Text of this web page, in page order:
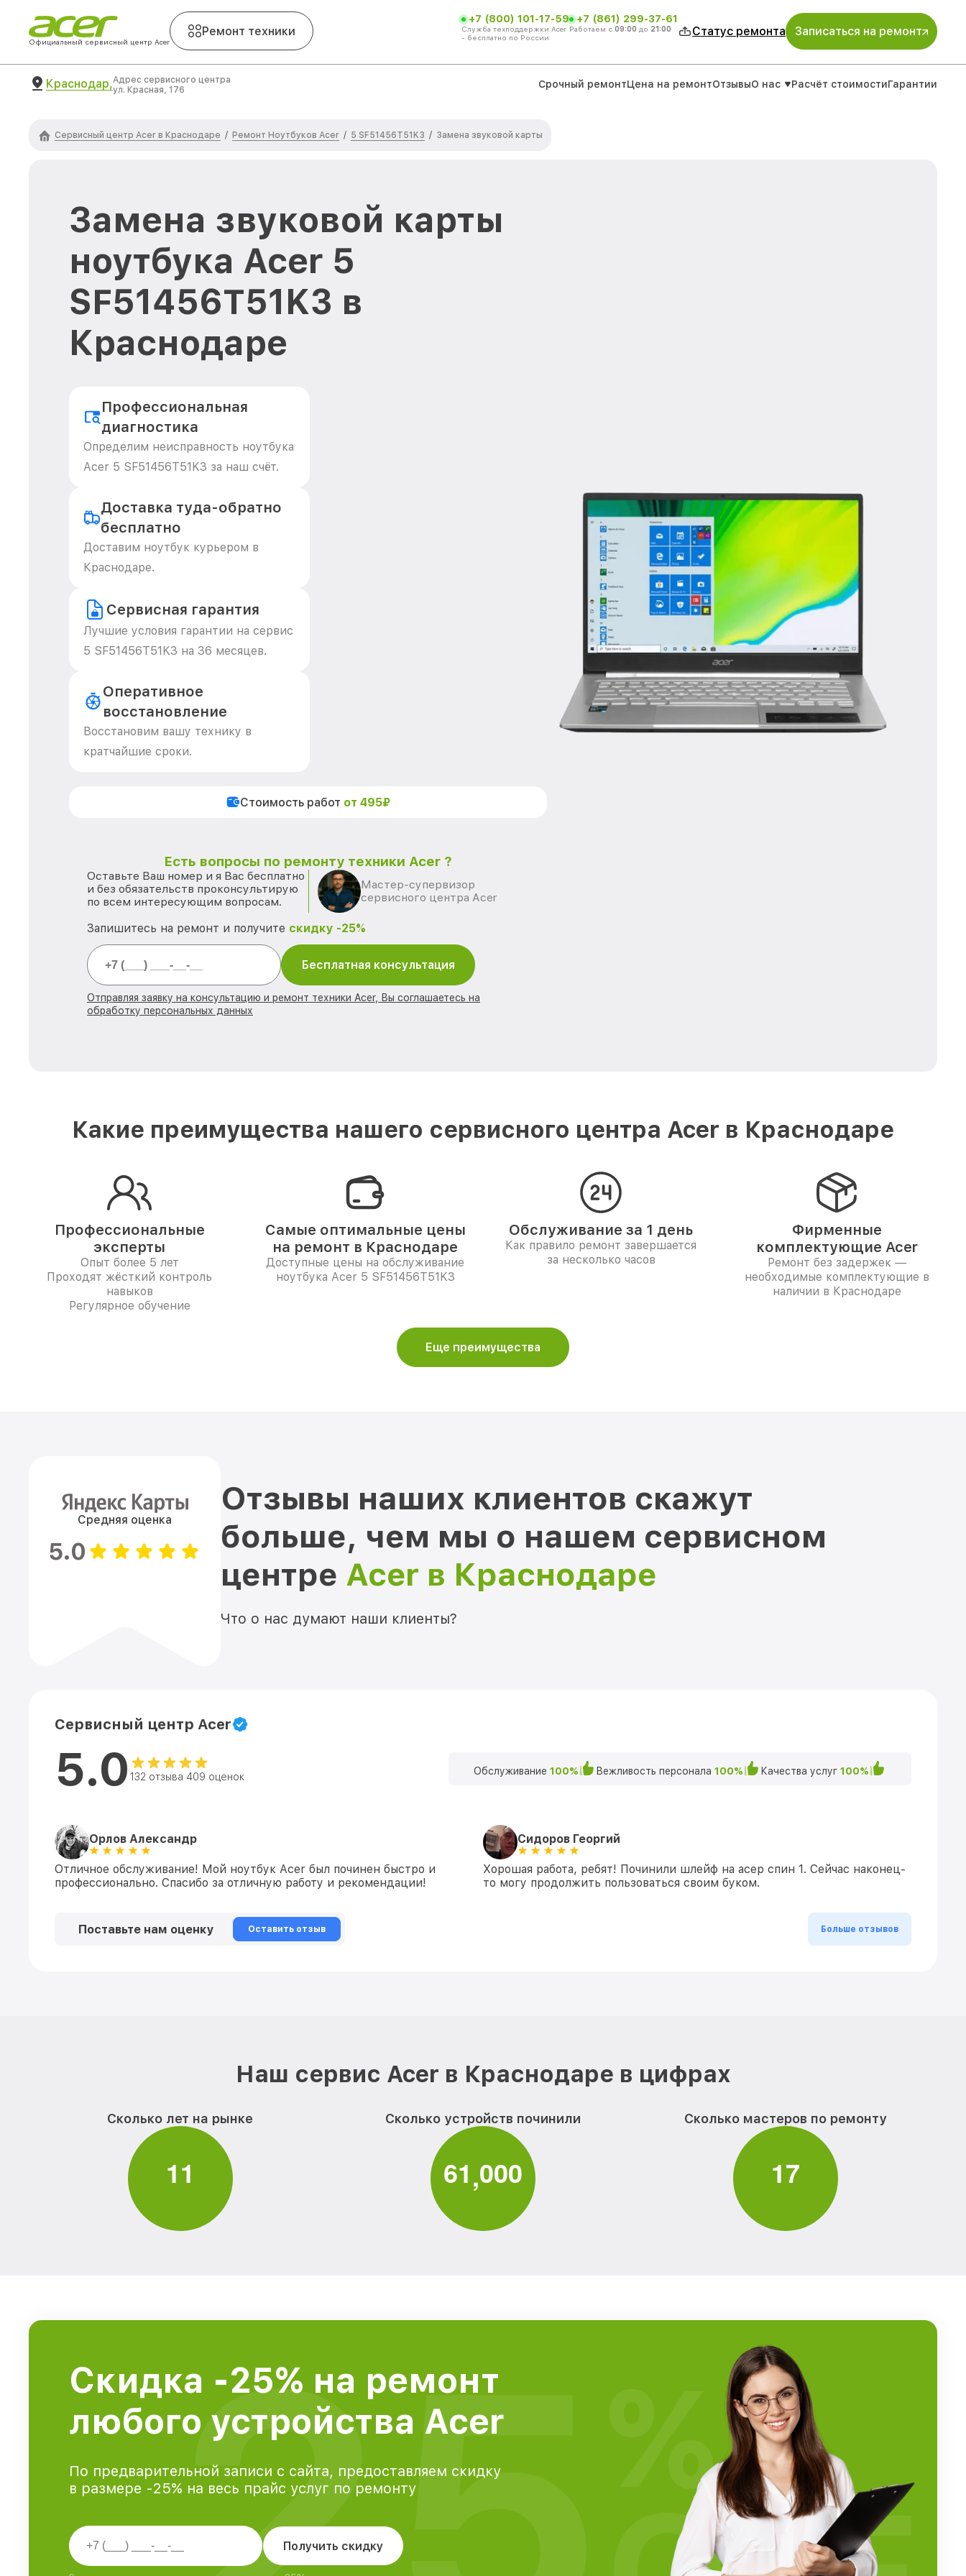
Официальный сервисный центр Acer
Ремонт техники
+7 (800) 101-17-59
Служба техподдержки Acer
- бесплатно по России
+7 (861) 299-37-61
Работаем с 09:00 до 21:00 Статус ремонта Записаться на ремонт
Краснодар,Адрес сервисного центра
ул. Красная, 176
Срочный ремонтЦена на ремонтОтзывыО нас Расчёт стоимостиГарантии
Сервисный центр Acer в Краснодаре / Ремонт Ноутбуков Acer / 5 SF51456T51K3 / Замена звуковой карты
Замена звуковой карты
ноутбука Acer 5
SF51456T51K3 в
Краснодаре
Профессиональная
диагностика
Определим неисправность ноутбука
Acer 5 SF51456T51K3 за наш счёт.
Доставка туда-обратно
бесплатно
Доставим ноутбук курьером в
Краснодаре.
Сервисная гарантия
Лучшие условия гарантии на сервис
5 SF51456T51K3 на 36 месяцев.
Оперативное
восстановление
Восстановим вашу технику в
кратчайшие сроки.
Стоимость работ от 495₽
Есть вопросы по ремонту техники Acer ?
Оставьте Ваш номер и я Вас бесплатно
и без обязательств проконсультирую
по всем интересующим вопросам.
Мастер-супервизор
сервисного центра Acer
Запишитесь на ремонт и получите скидку -25%
Бесплатная консультация
Отправляя заявку на консультацию и ремонт техники Acer, Вы соглашаетесь на
обработку персональных данных
Какие преимущества нашего сервисного центра Acer в Краснодаре
Профессиональные
эксперты
Опыт более 5 лет
Проходят жёсткий контроль
навыков
Регулярное обучение
Самые оптимальные цены
на ремонт в Краснодаре
Доступные цены на обслуживание
ноутбука Acer 5 SF51456T51K3
Обслуживание за 1 день
Как правило ремонт завершается
за несколько часов
Фирменные
комплектующие Acer
Ремонт без задержек —
необходимые комплектующие в
наличии в Краснодаре
Еще преимущества
Средняя оценка
5.0
Отзывы наших клиентов скажут
больше, чем мы о нашем сервисном
центре Acer в Краснодаре
Что о нас думают наши клиенты?
Сервисный центр Acer
5.0 132 отзыва 409 оценок Обслуживание 100% Вежливость персонала 100% Качества услуг 100%
Орлов Александр
Отличное обслуживание! Мой ноутбук Acer был починен быстро и
профессионально. Спасибо за отличную работу и рекомендации!
Сидоров Георгий
Хорошая работа, ребят! Починили шлейф на асер спин 1. Сейчас наконец-
то могу продолжить пользоваться своим буком.
Поставьте нам оценку Оставить отзыв Больше отзывов
Наш сервис Acer в Краснодаре в цифрах
Сколько лет на рынке
11
Сколько устройств починили
61,000
Сколько мастеров по ремонту
17
Скидка -25% на ремонт
любого устройства Acer
По предварительной записи с сайта, предоставляем скидку
в размере -25% на весь прайс услуг по ремонту
Получить скидку
%